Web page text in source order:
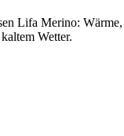
Lifa Merino: Wärme,
Wetter.